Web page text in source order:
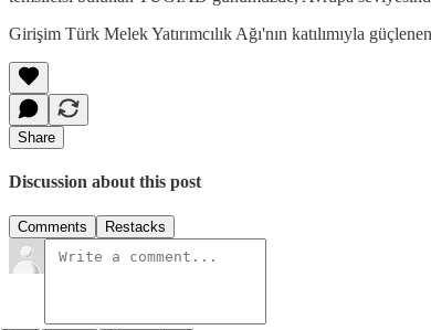
Girişim Türk Melek Yatırımcılık Ağı'nın katılımıyla
Share
Discussion about this post
Comments Restacks